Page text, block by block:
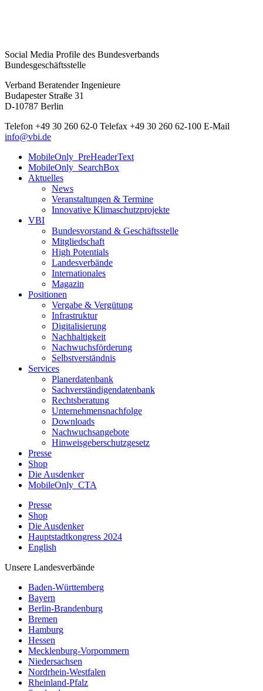
Social Media Profile des Bundesverbands
Bundesgeschäftsstelle
Verband Beratender Ingenieure
Budapester Straße 31
D-10787 Berlin
Telefon +49 30 260 62-0 Telefax +49 30 260 62-100 E-Mail
info@vbi.de
MobileOnly_PreHeaderText
MobileOnly_SearchBox
Aktuelles
News
Veranstaltungen & Termine
Innovative Klimaschutzprojekte
VBI
Bundesvorstand & Geschäftsstelle
Mitgliedschaft
High Potentials
Landesverbände
Internationales
Magazin
Positionen
Vergabe & Vergütung
Infrastruktur
Digitalisierung
Nachhaltigkeit
Nachwuchsförderung
Selbstverständnis
Services
Planerdatenbank
Sachverständigendatenbank
Rechtsberatung
Unternehmensnachfolge
Downloads
Nachwuchsangebote
Hinweisgeberschutzgesetz
Presse
Shop
Die Ausdenker
MobileOnly_CTA
Presse
Shop
Die Ausdenker
Hauptstadtkongress 2024
English
Unsere Landesverbände
Baden-Württemberg
Bayern
Berlin-Brandenburg
Bremen
Hamburg
Hessen
Mecklenburg-Vorpommern
Niedersachsen
Nordrhein-Westfalen
Rheinland-Pfalz